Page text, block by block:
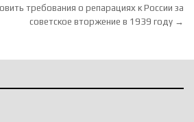
требования о репарациях к России за
советское вторжение в 1939 году →